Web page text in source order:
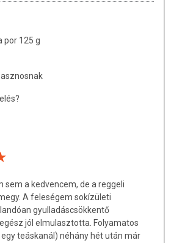
por 125 g
sem a kedvencem, de a reggeli
A feleségem sokízületi
gyulladáscsökkentő
jól elmulasztotta. Folyamatos
teáskanál) néhány hét után már